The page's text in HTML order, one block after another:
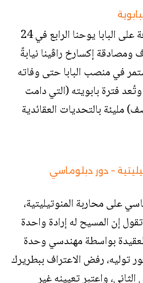
تم انتخابه والخلافة على البابا يوحنا الرابع في 24
بإشراف ومصادقة إكسارخ راڤينا نيابةً
في منصب البابا حتى وفاته
14 مايو 649، وتُعد فترة بابويته (التي دامت
مليئة بالتحديات العقائدية
– دور دبلوماسي
على محاربة المنوتيليتية،
إن المسيح له إرادة واحدة
بواسطة مهندسي وحدة
توليه، رفض الاعتراف ببطريرك
واعتبر تعيينه غير